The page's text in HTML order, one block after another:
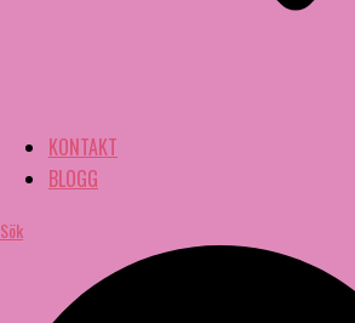
KONTAKT
BLOGG
Sök